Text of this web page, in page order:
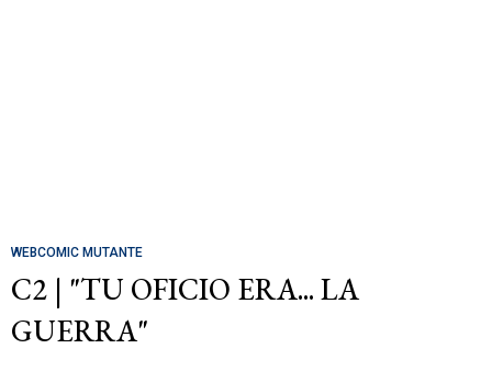
WEBCOMIC MUTANTE
C2 | "TU OFICIO ERA... LA
GUERRA"